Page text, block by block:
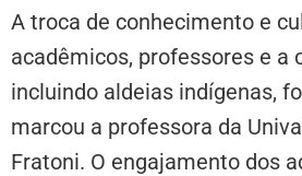
A troca de conhecimento e
acadêmicos, professores e a
incluindo aldeias indígenas,
marcou a professora da
Fratoni. O engajamento dos